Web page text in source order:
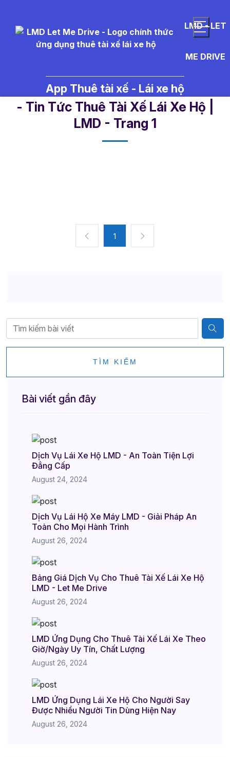
LMD - LET
ME DRIVE
App Thuê tài xế - Lái xe hộ
- Tin Tức Thuê Tài Xế Lái Xe Hộ |
LMD - Trang 1​
1
TÌM KIẾM
Bài viết gần đây
Dịch Vụ Lái Xe Hộ LMD - An Toàn Tiện Lợi
Đẳng Cấp
August 24, 2024
Dịch Vụ Lái Hộ Xe Máy LMD - Giải Pháp An
Toàn Cho Mọi Hành Trình
August 26, 2024
Bảng Giá Dịch Vụ Cho Thuê Tài Xế Lái Xe Hộ
LMD - Let Me Drive
August 26, 2024
LMD Ứng Dụng Cho Thuê Tài Xế Lái Xe Theo
Giờ/Ngày Uy Tín, Chất Lượng
August 26, 2024
LMD Ứng Dụng Lái Xe Hộ Cho Người Say
Được Nhiều Người Tin Dùng Hiện Nay
August 26, 2024